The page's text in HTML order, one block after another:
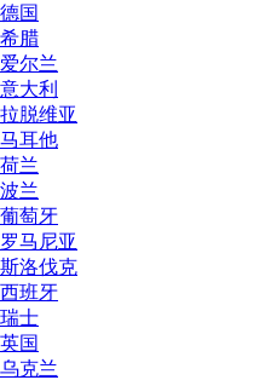
德国
希腊
爱尔兰
意大利
拉脱维亚
马耳他
荷兰
波兰
葡萄牙
罗马尼亚
斯洛伐克
西班牙
瑞士
英国
乌克兰